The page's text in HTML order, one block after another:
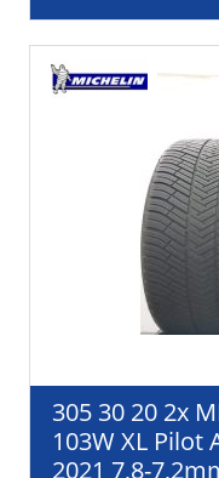
305 30 20 2x
103W XL Pilot
2021 7,8-